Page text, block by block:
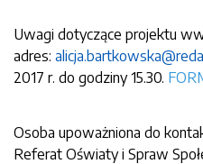
Uwagi dotyczące projektu
adres:
2017 r. do godziny 15.30.
Osoba upoważniona do
Referat Oświaty i Spraw